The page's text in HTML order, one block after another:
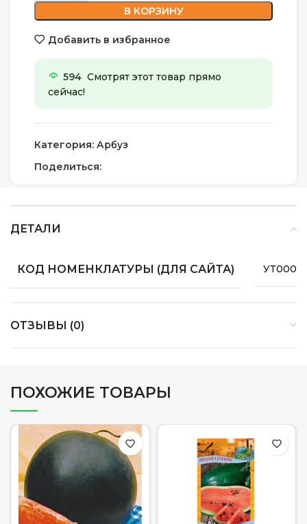
В КОРЗИНУ
Добавить в избранное
594 Смотрят этот товар прямо
сейчас!
Категория: Арбуз
Поделиться:
ДЕТАЛИ
КОД НОМЕНКЛАТУРЫ (ДЛЯ САЙТА)
ОТЗЫВЫ (0)
ПОХОЖИЕ ТОВАРЫ